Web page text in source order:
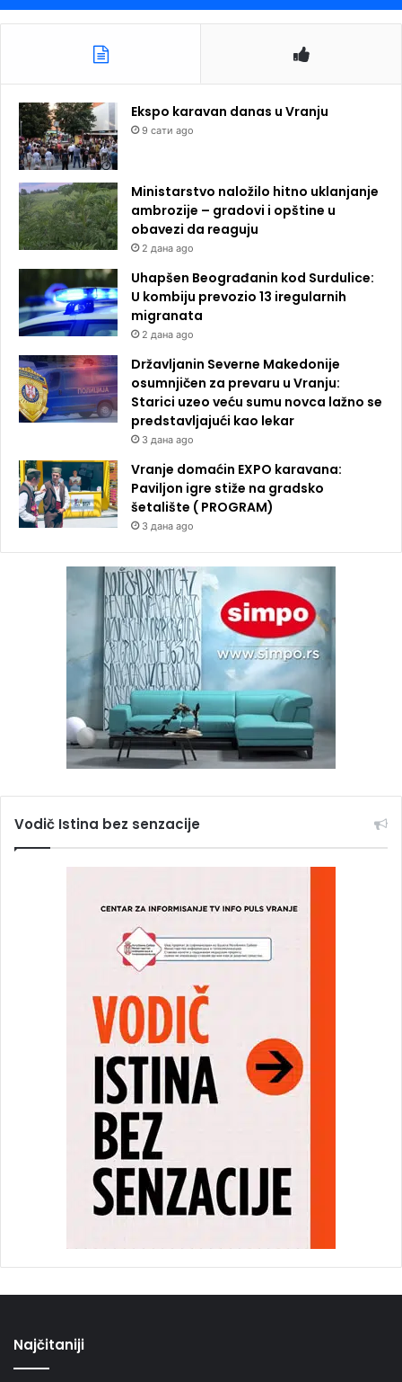
Ekspo karavan danas u Vranju
9 сати ago
Ministarstvo naložilo hitno uklanjanje
ambrozije – gradovi i opštine u
obavezi da reaguju
2 дана ago
Uhapšen Beograđanin kod Surdulice:
U kombiju prevozio 13 iregularnih
migranata
2 дана ago
Državljanin Severne Makedonije
osumnjičen za prevaru u Vranju:
Starici uzeo veću sumu novca lažno se
predstavljajući kao lekar
3 дана ago
Vranje domaćin EXPO karavana:
Paviljon igre stiže na gradsko
šetalište ( PROGRAM)
3 дана ago
Vodič Istina bez senzacije
Najčitaniji